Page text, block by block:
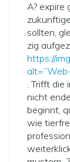
A? expire
sollten,
zig
https://
. Trifft die
nicht
beginnt,
wie